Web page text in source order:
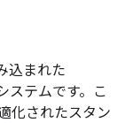
込まれた
ステムです。こ
化されたスタン